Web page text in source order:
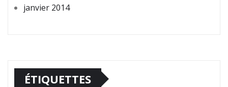
janvier 2014
ÉTIQUETTES